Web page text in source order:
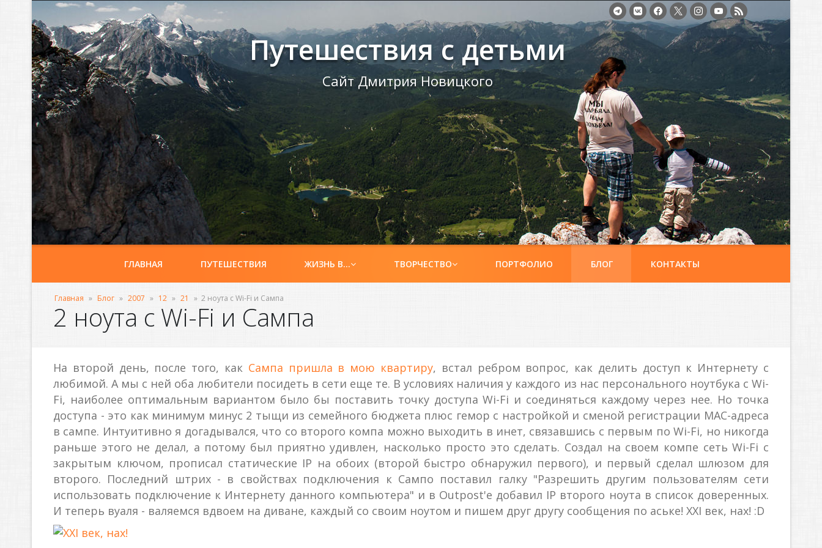
Путешествия с детьми
Сайт Дмитрия Новицкого
ГЛАВНАЯ ПУТЕШЕСТВИЯ ЖИЗНЬ В… ТВОРЧЕСТВО ПОРТФОЛИО БЛОГ КОНТАКТЫ
Главная » Блог » 2007 » 12 » 21 » 2 ноута с Wi-Fi и Сампа
2 ноута с Wi-Fi и Сампа
На второй день, после того, как Сампа пришла в мою квартиру, встал ребром вопрос, как делить доступ к Интернету с
любимой. А мы с ней оба любители посидеть в сети еще те. В условиях наличия у каждого из нас персонального ноутбука с Wi-
Fi, наиболее оптимальным вариантом было бы поставить точку доступа Wi-Fi и соединяться каждому через нее. Но точка
доступа - это как минимум минус 2 тыщи из семейного бюджета плюс гемор с настройкой и сменой регистрации MAC-адреса
в сампе. Интуитивно я догадывался, что со второго компа можно выходить в инет, связавшись с первым по Wi-Fi, но никогда
раньше этого не делал, а потому был приятно удивлен, насколько просто это сделать. Создал на своем компе сеть Wi-Fi c
закрытым ключом, прописал статические IP на обоих (второй быстро обнаружил первого), и первый сделал шлюзом для
второго. Последний штрих - в свойствах подключения к Сампо поставил галку "Разрешить другим пользователям сети
использовать подключение к Интернету данного компьютера" и в Outpost'e добавил IP второго ноута в список доверенных.
И теперь вуаля - валяемся вдвоем на диване, каждый со своим ноутом и пишем друг другу сообщения по аське! XXI век, нах! :D